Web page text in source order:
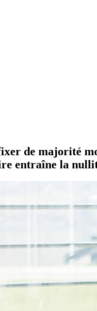
de majorité
entraîne la